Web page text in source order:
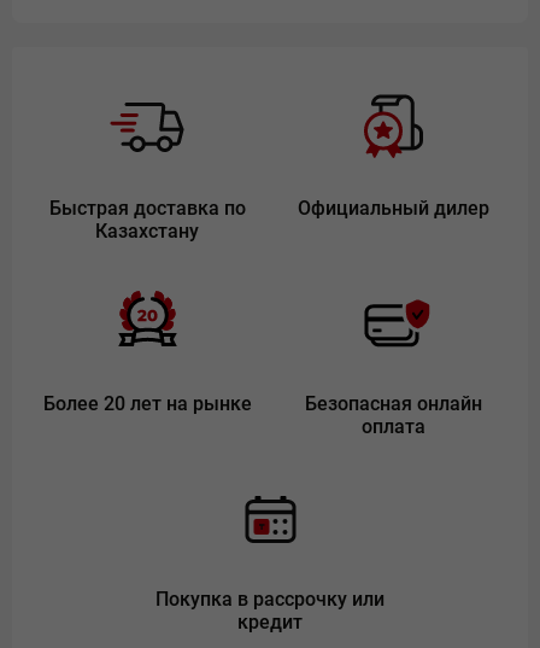
Быстрая доставка по
Казахстану
Официальный дилер
Более 20 лет на рынке
Безопасная онлайн
оплата
Покупка в рассрочку или
кредит